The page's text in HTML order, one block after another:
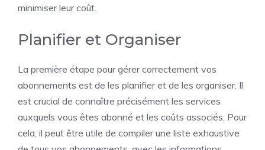
minimiser leur coût.
Planifier et Organiser
La première étape pour gérer correctement vos
abonnements est de les planifier et de les organiser. Il
est crucial de connaître précisément les services
auxquels vous êtes abonné et les coûts associés. Pour
cela, il peut être utile de compiler une liste exhaustive